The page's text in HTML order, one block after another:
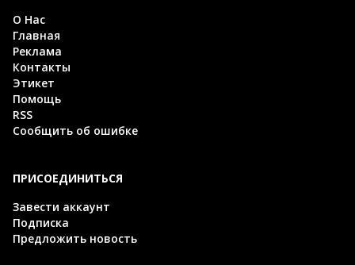
О Нас
Главная
Реклама
Контакты
Этикет
Помощь
RSS
Сообщить об ошибке
ПРИСОЕДИНИТЬСЯ
Завести аккаунт
Подписка
Предложить новость